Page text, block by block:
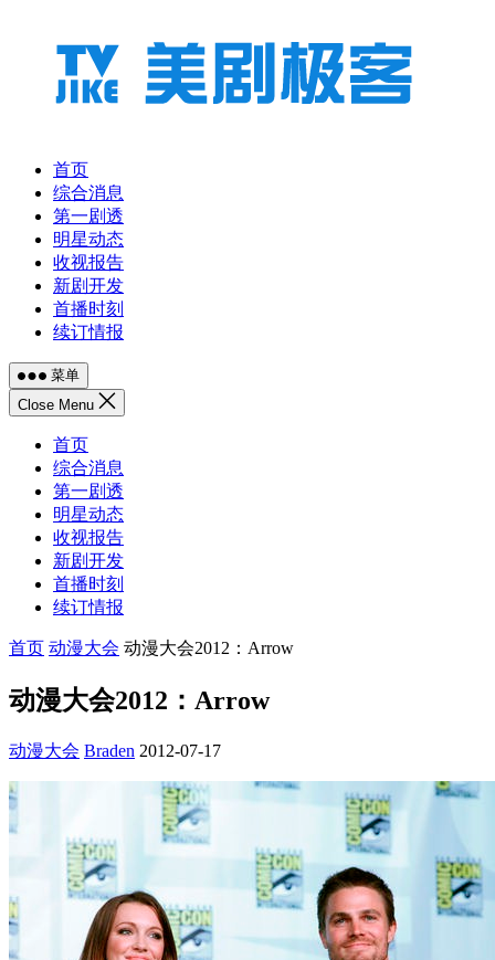
首页
综合消息
第一剧透
明星动态
收视报告
新剧开发
首播时刻
续订情报
菜单
Close Menu
首页
综合消息
第一剧透
明星动态
收视报告
新剧开发
首播时刻
续订情报
首页 动漫大会 动漫大会2012：Arrow
动漫大会2012：Arrow
动漫大会 Braden 2012-07-17